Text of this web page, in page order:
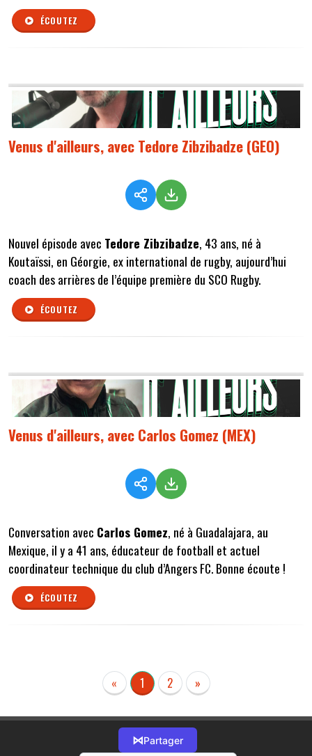
ÉCOUTEZ
Venus d'ailleurs, avec Tedore Zibzibadze (GEO)
Nouvel épisode avec Tedore Zibzibadze, 43 ans, né à
Koutaïssi, en Géorgie, ex international de rugby, aujourd’hui
coach des arrières de l’équipe première du SCO Rugby.
ÉCOUTEZ
Venus d'ailleurs, avec Carlos Gomez (MEX)
Conversation avec Carlos Gomez, né à Guadalajara, au
Mexique, il y a 41 ans, éducateur de football et actuel
coordinateur technique du club d’Angers FC. Bonne écoute !
ÉCOUTEZ
« 1 2 »
⋈Partager